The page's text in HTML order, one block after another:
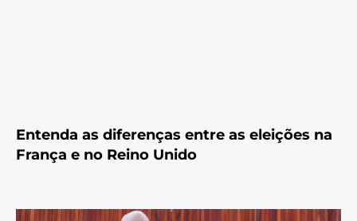
Entenda as diferenças entre as eleições na
França e no Reino Unido